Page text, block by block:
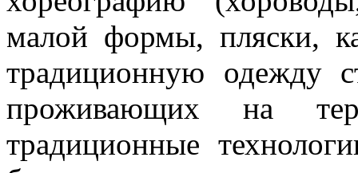
малой формы, пляски,
традиционную одежду
проживающих на
традиционные